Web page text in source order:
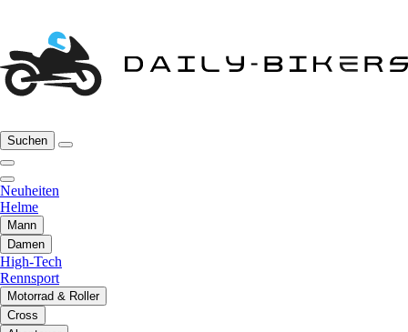
Suchen
Neuheiten
Helme
Mann
Damen
High-Tech
Rennsport
Motorrad & Roller
Cross